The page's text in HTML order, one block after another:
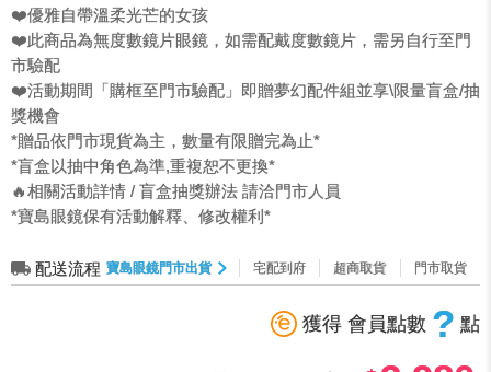
❤️優雅自帶溫柔光芒的女孩
❤️此商品為無度數鏡片眼鏡，如需配戴度數鏡片，需另自行至門
市驗配
❤️活動期間「購框至門市驗配」即贈夢幻配件組並享\限量盲盒/抽
獎機會
*贈品依門市現貨為主，數量有限贈完為止*
*盲盒以抽中角色為準,重複恕不更換*
🔥相關活動詳情 / 盲盒抽獎辦法 請洽門市人員
*寶島眼鏡保有活動解釋、修改權利*
配送流程 寶島眼鏡門市出貨 宅配到府 超商取貨 門市取貨
獲得 會員點數 ? 點